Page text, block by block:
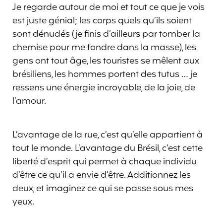
Je regarde autour de moi et tout ce que je vois
est juste génial; les corps quels qu’ils soient
sont dénudés (je finis d’ailleurs par tomber la
chemise pour me fondre dans la masse), les
gens ont tout âge, les touristes se mêlent aux
brésiliens, les hommes portent des tutus … je
ressens une énergie incroyable, de la joie, de
l’amour.
L’avantage de la rue, c’est qu’elle appartient à
tout le monde. L’avantage du Brésil, c’est cette
liberté d’esprit qui permet à chaque individu
d’être ce qu’il a envie d’être. Additionnez les
deux, et imaginez ce qui se passe sous mes
yeux.